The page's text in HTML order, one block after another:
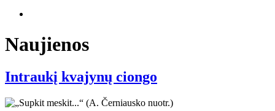
Naujienos
Intraukį kvajynų ciongo